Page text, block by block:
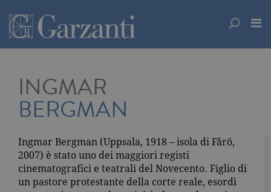
INGMAR
BERGMAN
Ingmar Bergman (Uppsala, 1918 – isola di Fårö,
2007) è stato uno dei maggiori registi
cinematografici e teatrali del Novecento. Figlio di
un pastore protestante della corte reale, esordì